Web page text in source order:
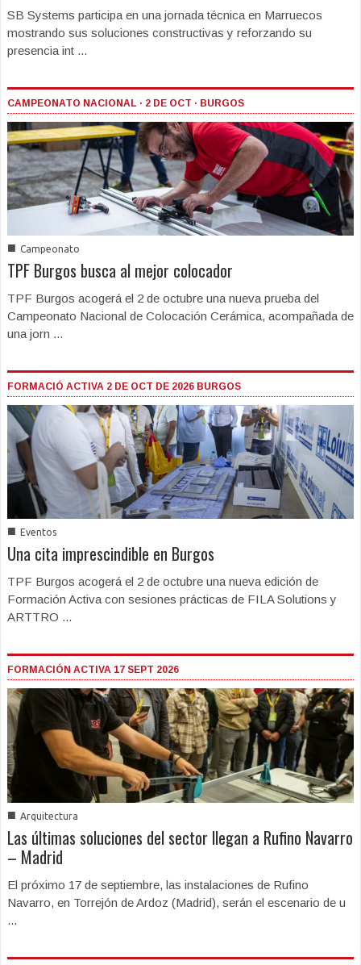
SB Systems participa en una jornada técnica en Marruecos
mostrando sus soluciones constructivas y reforzando su
presencia int ...
CAMPEONATO NACIONAL · 2 DE OCT · BURGOS
■ Campeonato
TPF Burgos busca al mejor colocador
TPF Burgos acogerá el 2 de octubre una nueva prueba del
Campeonato Nacional de Colocación Cerámica, acompañada de
una jorn ...
FORMACIÓ ACTIVA 2 DE OCT DE 2026 BURGOS
■ Eventos
Una cita imprescindible en Burgos
TPF Burgos acogerá el 2 de octubre una nueva edición de
Formación Activa con sesiones prácticas de FILA Solutions y
ARTTRO ...
FORMACIÓN ACTIVA 17 SEPT 2026
■ Arquitectura
Las últimas soluciones del sector llegan a Rufino Navarro
– Madrid
El próximo 17 de septiembre, las instalaciones de Rufino
Navarro, en Torrejón de Ardoz (Madrid), serán el escenario de u
...